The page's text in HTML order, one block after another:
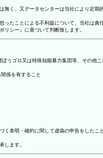
無く、又データセンターは当社により定期
たことによる不利益について、当社は
シー』に基づいて判断致します。
ゴロ又は特殊知能暴力集団等、その
係を有すること
表明・確約に関して虚偽の申告をした
します。